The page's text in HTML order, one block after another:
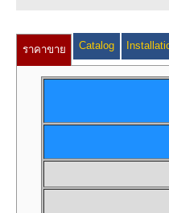
ราคาขาย Catalog